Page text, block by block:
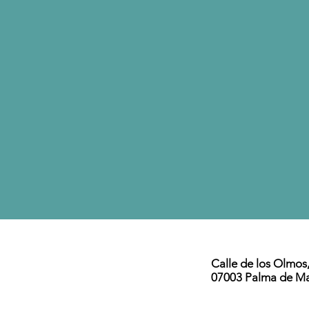
Calle de los
07003 Palma de